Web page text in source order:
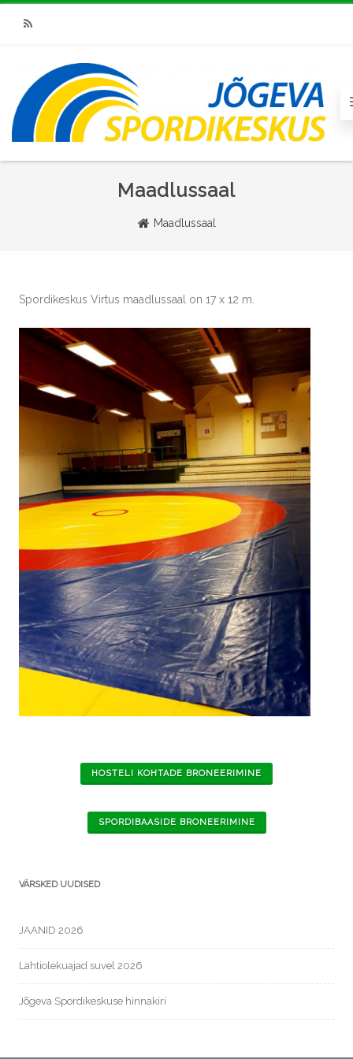
Maadlussaal
Maadlussaal
Spordikeskus Virtus maadlussaal on 17 x 12 m.
HOSTELI KOHTADE BRONEERIMINE
SPORDIBAASIDE BRONEERIMINE
VÄRSKED UUDISED
JAANID 2026
Lahtiolekuajad suvel 2026
Jõgeva Spordikeskuse hinnakiri